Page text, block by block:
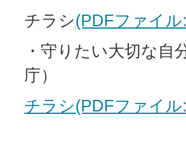
チラシ(PDFファイル
・守りたい大切な自
庁）
チラシ(PDFファイル